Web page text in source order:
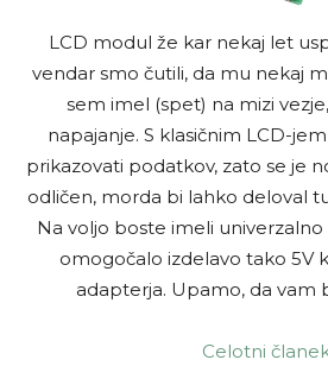
LCD modul že kar nekaj let
vendar smo čutili, da mu nekaj
sem imel (spet) na mizi
napajanje. S klasičnim LCD-
prikazovati podatkov, zato se je
odličen, morda bi lahko deloval
Na voljo boste imeli univerzalno
omogočalo izdelavo tako 5V
adapterja. Upamo, da vam
Celotni